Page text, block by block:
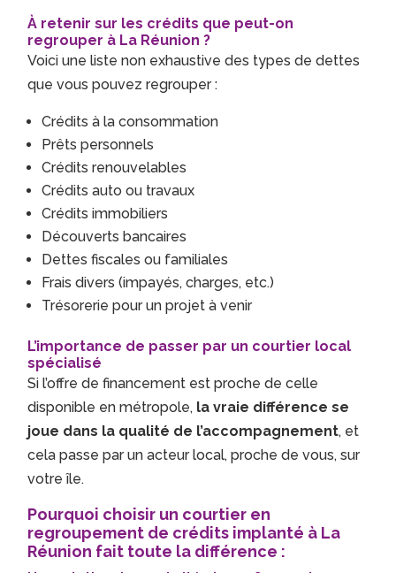
À retenir sur les crédits que peut-on
regrouper à La Réunion ?
Voici une liste non exhaustive des types de dettes
que vous pouvez regrouper :
Crédits à la consommation
Prêts personnels
Crédits renouvelables
Crédits auto ou travaux
Crédits immobiliers
Découverts bancaires
Dettes fiscales ou familiales
Frais divers (impayés, charges, etc.)
Trésorerie pour un projet à venir
L’importance de passer par un courtier local
spécialisé
Si l’offre de financement est proche de celle
disponible en métropole, la vraie différence se
joue dans la qualité de l’accompagnement, et
cela passe par un acteur local, proche de vous, sur
votre île.
Pourquoi choisir un courtier en
regroupement de crédits implanté à La
Réunion fait toute la différence :